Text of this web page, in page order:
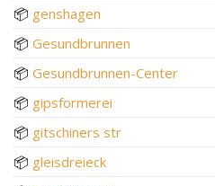
📦 genshagen
📦 Gesundbrunnen
📦 Gesundbrunnen-Center
📦 gipsformerei
📦 gitschiners str
📦 gleisdreieck